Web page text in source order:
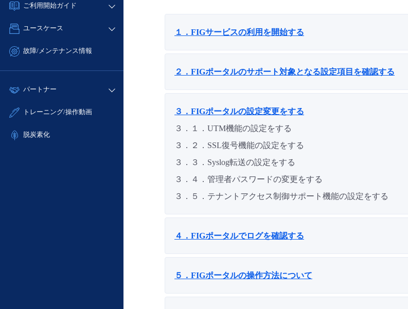
IoT
サポート
管理機能
ネットワーク
IoT
サポート
管理機能
すべてのメニューを見る
料金シミュレーター
クラウド/サーバー
ネットワーク
サポート
すべてのメニューを見る
ご利用開始ガイド
■ 管理機能
- 初期設定・確認
- ユーザー機能の管理
- APIリファレンス
ユースケース
- バックアップ
- IoT
- ITインフラストラクチャー
故障/メンテナンス情報
サービス稼働状況
故障/メンテナンス履歴
定期メンテナンス
パートナー
販売パートナー向けプログラム
トレーニング/操作動画
脱炭素化
１．FIGサービスの利用を開始する
２．FIGポータルのサポート対象となる設定項目を確認する
３．FIGポータルの設定変更をする
３．１．UTM機能の設定をする
３．２．SSL復号機能の設定をする
３．３．Syslog転送の設定をする
３．４．管理者パスワードの変更をする
３．５．テナントアクセス制御サポート機能の設定をする
４．FIGポータルでログを確認する
５．FIGポータルの操作方法について